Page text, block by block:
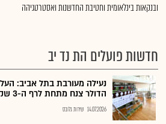
ובנקאות בינלאומית וחטיבת החדשנות ואסטרטגיהה
חדשות פועלים הת נד יב
נעילה מעורבת בתל אביב:
הדולר צנח מתחת לרף ה-3 שקלים וננעל מעט מעליו
14.07.2026 שירות גלובס